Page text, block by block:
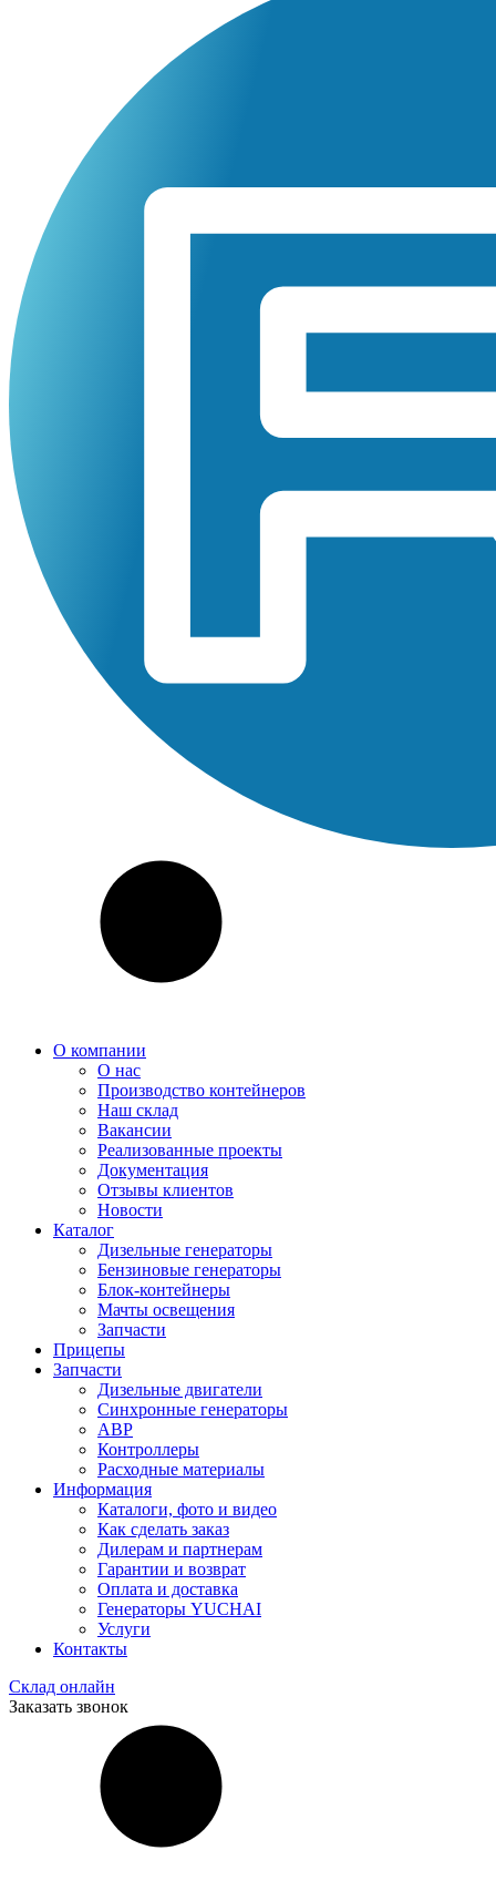
О компании
О нас
Производство контейнеров
Наш склад
Вакансии
Реализованные проекты
Документация
Отзывы клиентов
Новости
Каталог
Дизельные генераторы
Бензиновые генераторы
Блок-контейнеры
Мачты освещения
Запчасти
Прицепы
Запчасти
Дизельные двигатели
Синхронные генераторы
АВР
Контроллеры
Расходные материалы
Информация
Каталоги, фото и видео
Как сделать заказ
Дилерам и партнерам
Гарантии и возврат
Оплата и доставка
Генераторы YUCHAI
Услуги
Контакты
Склад онлайн
Заказать звонок